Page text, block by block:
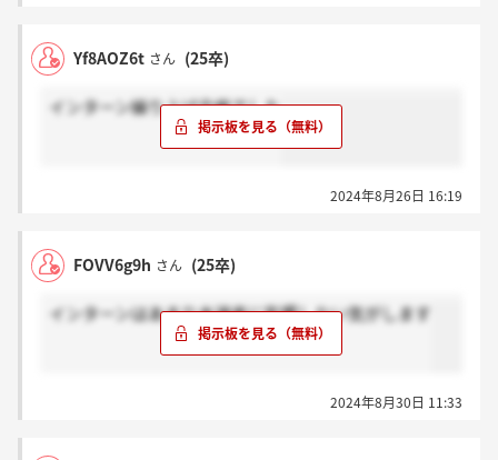
Yf8AOZ6t さん (25卒)
インターン繰り上げ合格でした
2024年8月26日 16:19
FOVV6g9h さん (25卒)
インターンはあまり本選考に影響しない気がします
2024年8月30日 11:33